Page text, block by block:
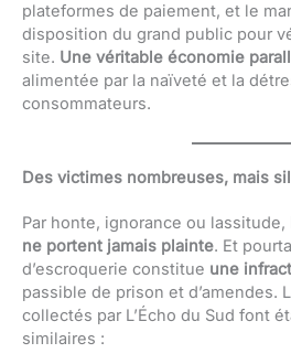
plateformes de paiement, et le
disposition du grand public pour
site. Une véritable économie
alimentée par la naïveté et la
consommateurs.
Des victimes nombreuses, mais
Par honte, ignorance ou lassitude,
ne portent jamais plainte. Et
d’escroquerie constitue une
passible de prison et d’amendes.
collectés par L’Écho du Sud font
similaires :